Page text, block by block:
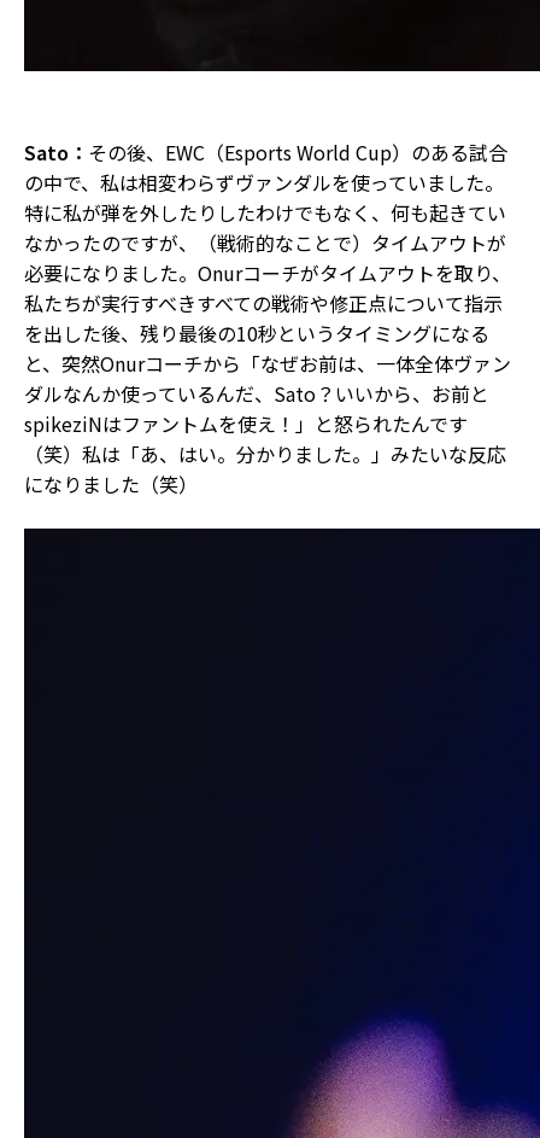
Sato： その後、EWC（Esports World Cup）のある試合
の中で、私は相変わらずヴァンダルを使っていました。
特に私が弾を外したりしたわけでもなく、何も起きてい
なかったのですが、（戦術的なことで）タイムアウトが
必要になりました。Onurコーチがタイムアウトを取り、
私たちが実行すべきすべての戦術や修正点について指示
を出した後、残り最後の10秒というタイミングになる
と、突然Onurコーチから「なぜお前は、一体全体ヴァン
ダルなんか使っているんだ、Sato？いいから、お前と
spikeziNはファントムを使え！」と怒られたんです
（笑）私は「あ、はい。分かりました。」みたいな反応
になりました（笑）